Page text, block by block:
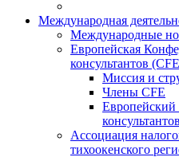
Международная
Международные
Европейская
консультантов
Миссия и
Члены CFE
Европейский
консультантов
Ассоциация
тихоокенского